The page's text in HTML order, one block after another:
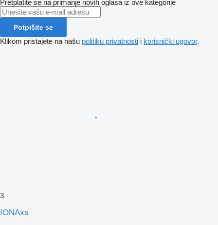
Pretplatite se na primanje novih oglasa iz ove kategorije
Potpišite se
Klikom pristajete na našu politiku privatnosti i korisnički ugovor.
3
IONAxs